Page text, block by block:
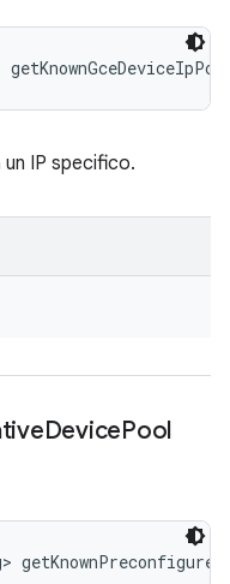
IP specifico.
DevicePool